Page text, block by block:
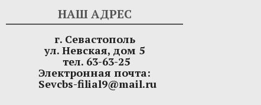
НАШ АДРЕС
г. Севастополь
ул. Невская, дом 5
тел. 63-63-25
Электронная почта:
Sevcbs-filial9@mail.ru